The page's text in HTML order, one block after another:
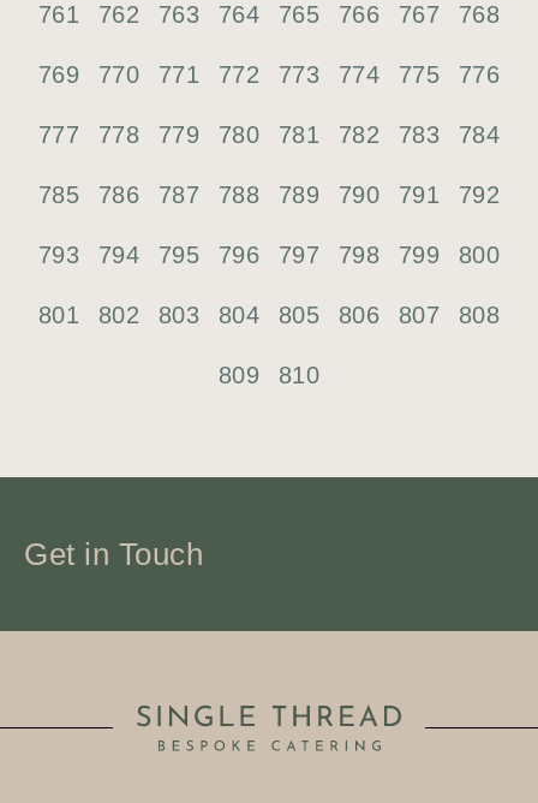
761 762 763 764 765 766 767 768
769 770 771 772 773 774 775 776
777 778 779 780 781 782 783 784
785 786 787 788 789 790 791 792
793 794 795 796 797 798 799 800
801 802 803 804 805 806 807 808
809 810
Get in Touch